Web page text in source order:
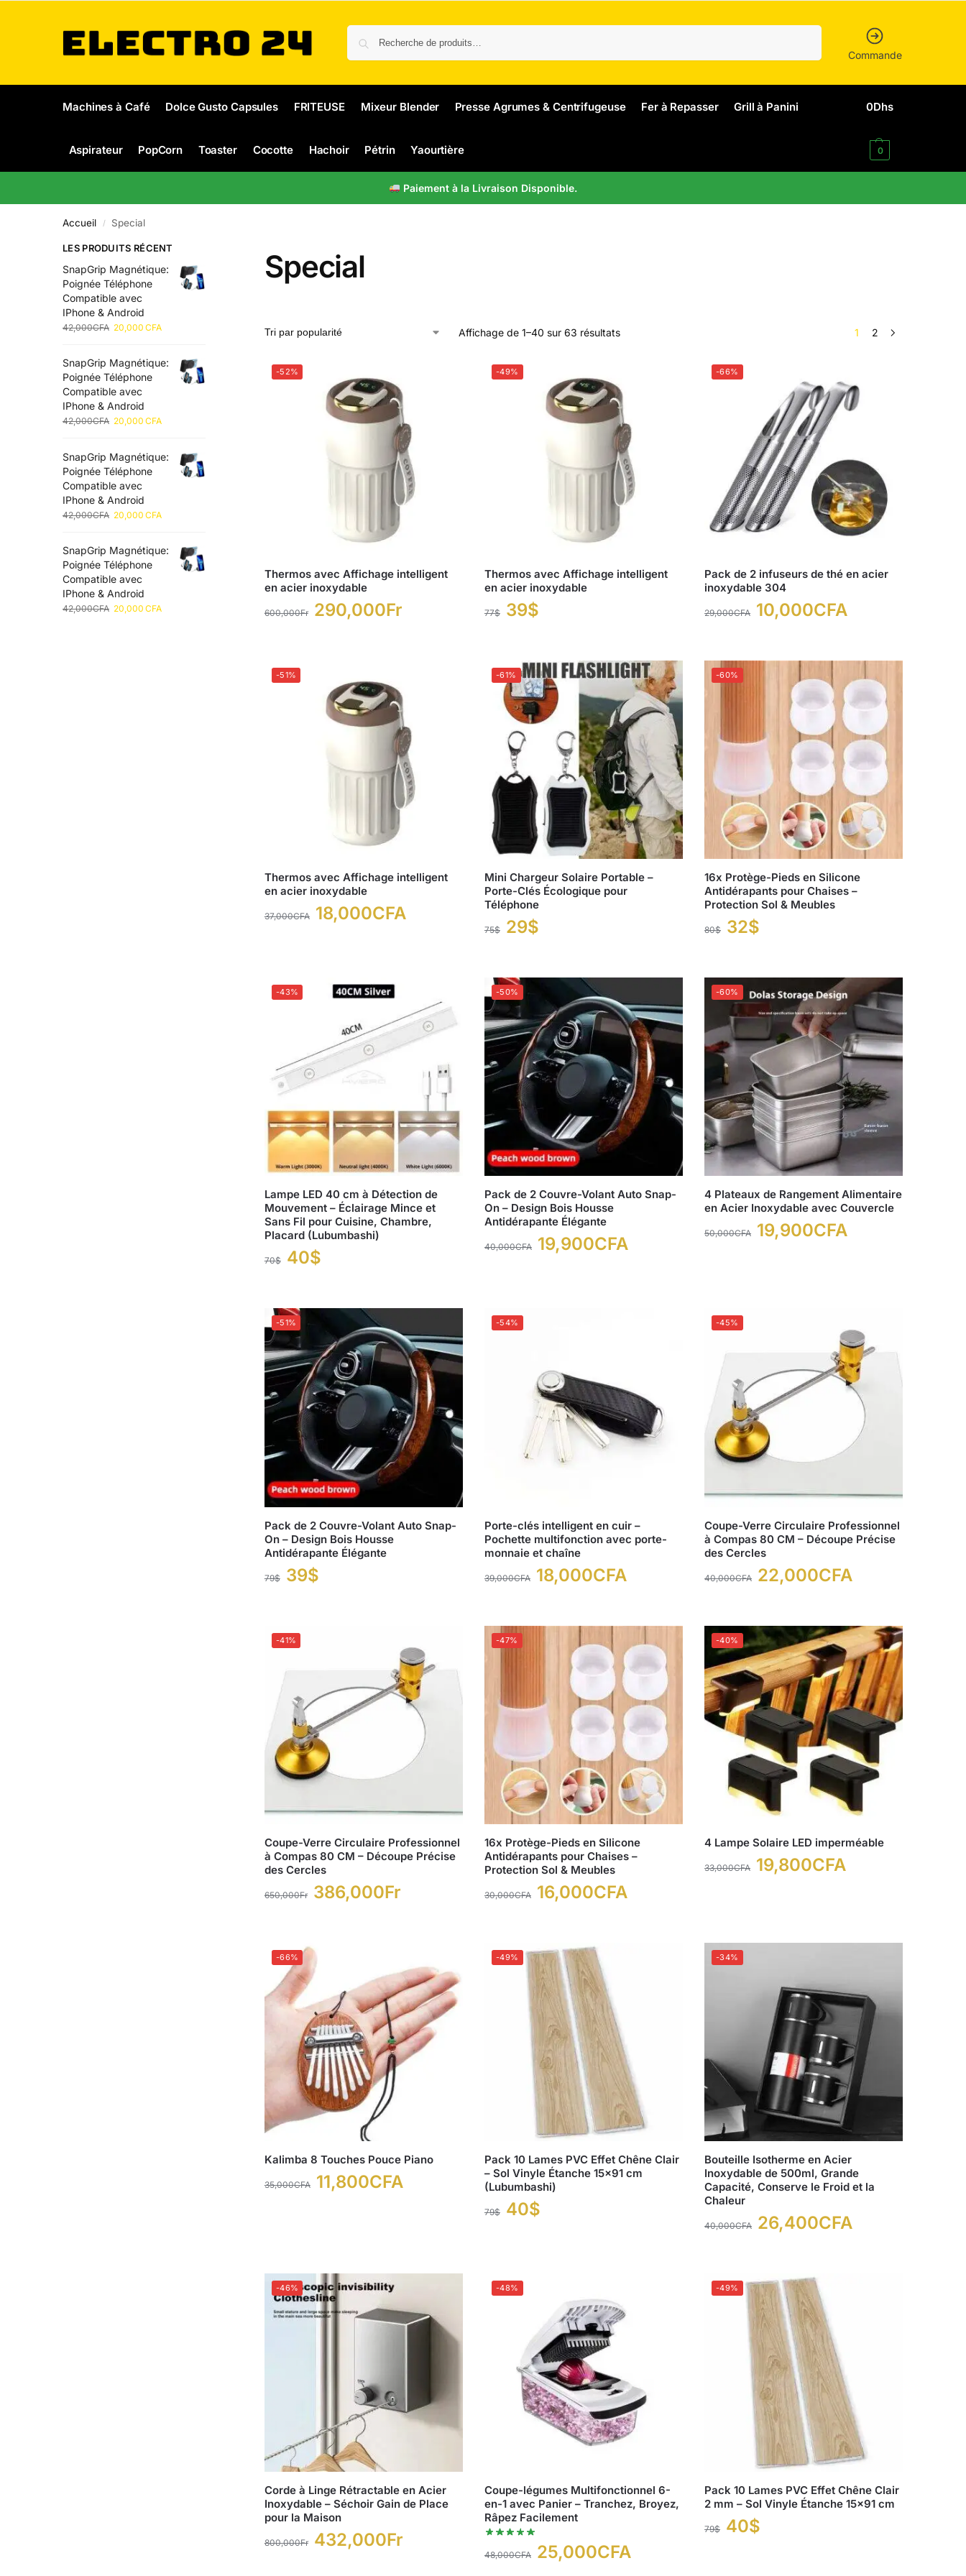
Commande
Machines à Café Dolce Gusto Capsules FRITEUSE Mixeur Blender Presse Agrumes & Centrifugeuse Fer à Repasser Grill à Panini
Aspirateur PopCorn Toaster Cocotte Hachoir Pétrin Yaourtière
0Dhs
0
Paiement à la Livraison Disponible.
Accueil / Special
Special
Affichage de 1–40 sur 63 résultats 1 2
-52%
Thermos avec Affichage intelligent
en acier inoxydable
600,000Fr 290,000Fr
-49%
Thermos avec Affichage intelligent
en acier inoxydable
77$ 39$
-66%
Pack de 2 infuseurs de thé en acier
inoxydable 304
29,000CFA 10,000CFA
-51%
Thermos avec Affichage intelligent
en acier inoxydable
37,000CFA 18,000CFA
-61%
Mini Chargeur Solaire Portable –
Porte-Clés Écologique pour
Téléphone
75$ 29$
-60%
16x Protège-Pieds en Silicone
Antidérapants pour Chaises –
Protection Sol & Meubles
80$ 32$
-43%
Lampe LED 40 cm à Détection de
Mouvement – Éclairage Mince et
Sans Fil pour Cuisine, Chambre,
Placard (Lubumbashi)
70$ 40$
-50%
Pack de 2 Couvre-Volant Auto Snap-
On – Design Bois Housse
Antidérapante Élégante
40,000CFA 19,900CFA
-60%
4 Plateaux de Rangement Alimentaire
en Acier Inoxydable avec Couvercle
50,000CFA 19,900CFA
-51%
Pack de 2 Couvre-Volant Auto Snap-
On – Design Bois Housse
Antidérapante Élégante
79$ 39$
-54%
Porte-clés intelligent en cuir –
Pochette multifonction avec porte-
monnaie et chaîne
39,000CFA 18,000CFA
-45%
Coupe-Verre Circulaire Professionnel
à Compas 80 CM – Découpe Précise
des Cercles
40,000CFA 22,000CFA
-41%
Coupe-Verre Circulaire Professionnel
à Compas 80 CM – Découpe Précise
des Cercles
650,000Fr 386,000Fr
-47%
16x Protège-Pieds en Silicone
Antidérapants pour Chaises –
Protection Sol & Meubles
30,000CFA 16,000CFA
-40%
4 Lampe Solaire LED imperméable
33,000CFA 19,800CFA
-66%
Kalimba 8 Touches Pouce Piano
35,000CFA 11,800CFA
-49%
Pack 10 Lames PVC Effet Chêne Clair
– Sol Vinyle Étanche 15×91 cm
(Lubumbashi)
79$ 40$
-34%
Bouteille Isotherme en Acier
Inoxydable de 500ml, Grande
Capacité, Conserve le Froid et la
Chaleur
40,000CFA 26,400CFA
-46%
Corde à Linge Rétractable en Acier
Inoxydable – Séchoir Gain de Place
pour la Maison
800,000Fr 432,000Fr
-48%
Coupe-légumes Multifonctionnel 6-
en-1 avec Panier – Tranchez, Broyez,
Râpez Facilement
48,000CFA 25,000CFA
-49%
Pack 10 Lames PVC Effet Chêne Clair
2 mm – Sol Vinyle Étanche 15×91 cm
79$ 40$
LES PRODUITS RÉCENT
SnapGrip Magnétique:
Poignée Téléphone
Compatible avec
IPhone & Android
42,000CFA 20,000 CFA
SnapGrip Magnétique:
Poignée Téléphone
Compatible avec
IPhone & Android
42,000CFA 20,000 CFA
SnapGrip Magnétique:
Poignée Téléphone
Compatible avec
IPhone & Android
42,000CFA 20,000 CFA
SnapGrip Magnétique:
Poignée Téléphone
Compatible avec
IPhone & Android
42,000CFA 20,000 CFA